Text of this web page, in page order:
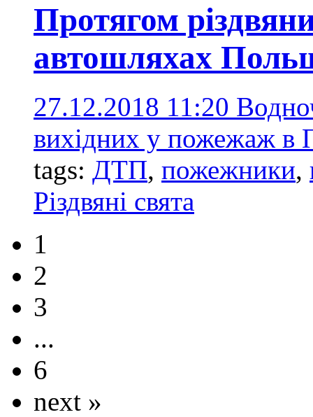
Протягом
автошляхах
27.12.2018 11:20
вихідних у пожежаж в
tags: ДТП, пожежники,
Різдвяні свята
1
2
3
...
6
next »